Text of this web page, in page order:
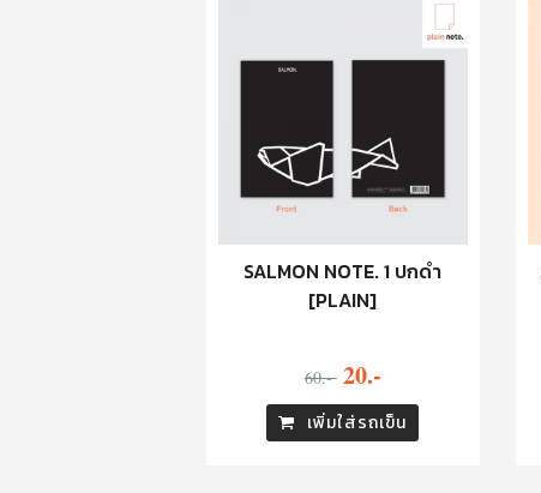
SALMON NOTE. 1 ปกดำ
[PLAIN]
60.- 20.-
เพิ่มใส่รถเข็น